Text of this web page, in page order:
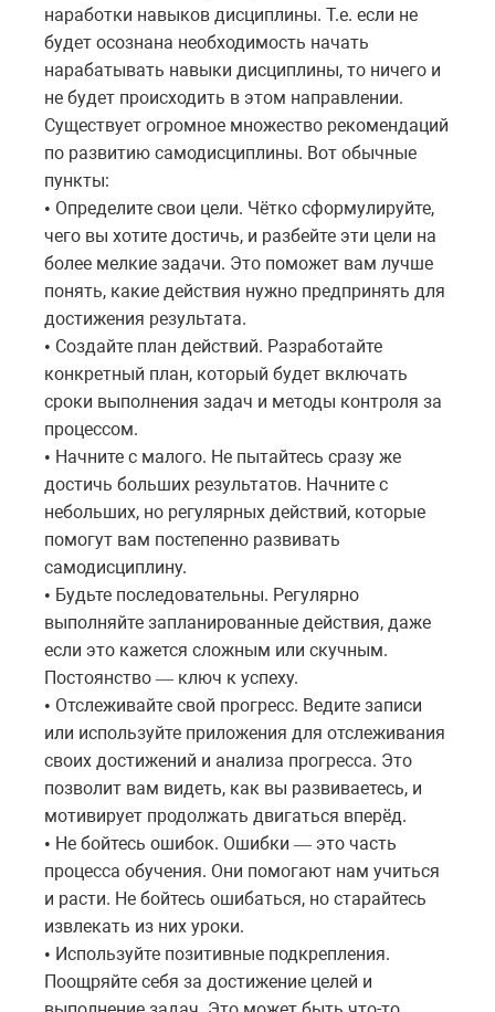
наработки навыков дисциплины. Т.е. если не
будет осознана необходимость начать
нарабатывать навыки дисциплины, то ничего и
не будет происходить в этом направлении.
Существует огромное множество рекомендаций
по развитию самодисциплины. Вот обычные
пункты:
• Определите свои цели. Чётко сформулируйте,
чего вы хотите достичь, и разбейте эти цели на
более мелкие задачи. Это поможет вам лучше
понять, какие действия нужно предпринять для
достижения результата.
• Создайте план действий. Разработайте
конкретный план, который будет включать
сроки выполнения задач и методы контроля за
процессом.
• Начните с малого. Не пытайтесь сразу же
достичь больших результатов. Начните с
небольших, но регулярных действий, которые
помогут вам постепенно развивать
самодисциплину.
• Будьте последовательны. Регулярно
выполняйте запланированные действия, даже
если это кажется сложным или скучным.
Постоянство — ключ к успеху.
• Отслеживайте свой прогресс. Ведите записи
или используйте приложения для отслеживания
своих достижений и анализа прогресса. Это
позволит вам видеть, как вы развиваетесь, и
мотивирует продолжать двигаться вперёд.
• Не бойтесь ошибок. Ошибки — это часть
процесса обучения. Они помогают нам учиться
и расти. Не бойтесь ошибаться, но старайтесь
извлекать из них уроки.
• Используйте позитивные подкрепления.
Поощряйте себя за достижение целей и